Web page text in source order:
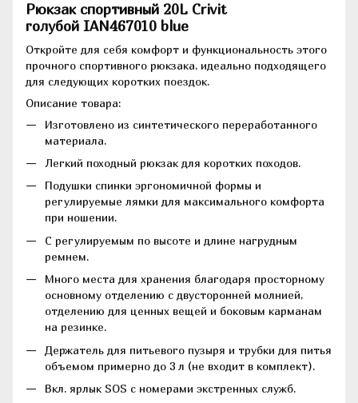
Рюкзак спортивный 20L Crivit
голубой IAN467010 blue
Откройте для себя комфорт и функциональность этого
прочного спортивного рюкзака, идеально подходящего
для следующих коротких поездок.
Описание товара:
Изготовлено из синтетического переработанного
материала.
Легкий походный рюкзак для коротких походов.
Подушки спинки эргономичной формы и
регулируемые лямки для максимального комфорта
при ношении.
С регулируемым по высоте и длине нагрудным
ремнем.
Много места для хранения благодаря просторному
основному отделению с двусторонней молнией,
отделению для ценных вещей и боковым карманам
на резинке.
Держатель для питьевого пузыря и трубки для питья
объемом примерно до 3 л (не входит в комплект).
Вкл. ярлык SOS с номерами экстренных служб.